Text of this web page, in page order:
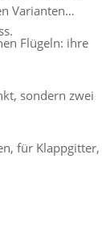
Varianten
Flügeln: ihre
sondern zwei
für Klappgitter,